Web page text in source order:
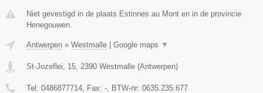
Niet gevestigd in de plaats Estinnes au Mont en in de provincie
Henegouwen.
Antwerpen » Westmalle | Google maps ▼
St-Jozeflei, 15 2390 Westmalle (Antwerpen)
Tel: 0486877714 , Fax: - , BTW-nr: 0635.235.677